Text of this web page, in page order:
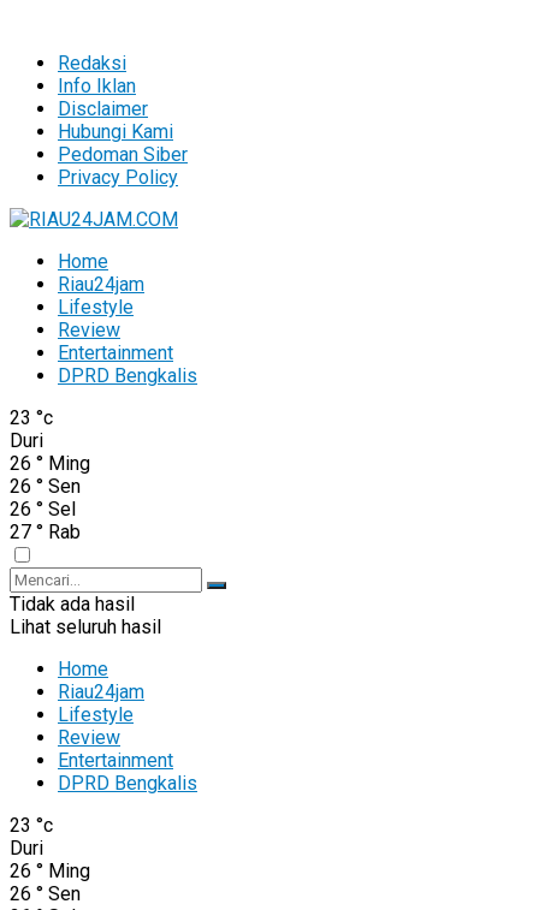
Redaksi
Info Iklan
Disclaimer
Hubungi Kami
Pedoman Siber
Privacy Policy
Home
Riau24jam
Lifestyle
Review
Entertainment
DPRD Bengkalis
23 °c
Duri
26 ° Ming
26 ° Sen
26 ° Sel
27 ° Rab
Tidak ada hasil
Lihat seluruh hasil
Home
Riau24jam
Lifestyle
Review
Entertainment
DPRD Bengkalis
23 °c
Duri
26 ° Ming
26 ° Sen